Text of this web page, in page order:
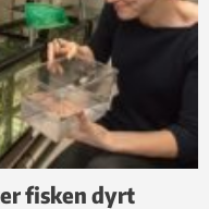
fisken dyrt